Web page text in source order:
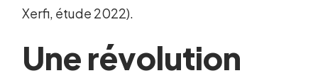
Xerfi, étude 2022).
Une révolution